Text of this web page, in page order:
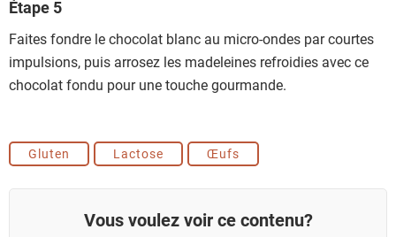
Étape 5
Faites fondre le chocolat blanc au micro-ondes par courtes
impulsions, puis arrosez les madeleines refroidies avec ce
chocolat fondu pour une touche gourmande.
Gluten Lactose Œufs
Vous voulez voir ce contenu?